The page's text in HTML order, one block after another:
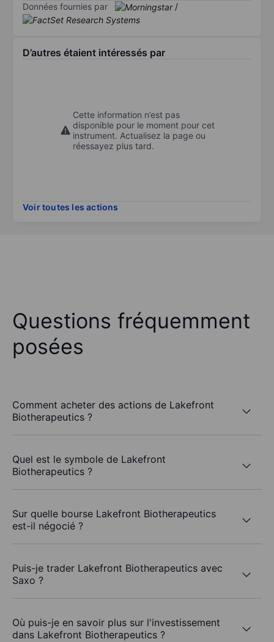
Données fournies par /
D’autres étaient intéressés par
Cette information n’est pas
disponible pour le moment pour cet
instrument. Actualisez la page ou
réessayez plus tard.
Voir toutes les actions
Questions fréquemment
posées
Comment acheter des actions de Lakefront
Biotherapeutics ?
Quel est le symbole de Lakefront
Biotherapeutics ?
Sur quelle bourse Lakefront Biotherapeutics
est-il négocié ?
Puis-je trader Lakefront Biotherapeutics avec
Saxo ?
Où puis-je en savoir plus sur l'investissement
dans Lakefront Biotherapeutics ?